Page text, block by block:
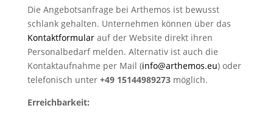
Die Angebotsanfrage bei Arthemos ist bewusst
schlank gehalten. Unternehmen können über das
Kontaktformularauf der Website direkt ihren
Personalbedarf melden. Alternativ ist auch die
Kontaktaufnahme per Mail (info@arthemos.eu) oder
telefonisch unter +49 15144989273möglich.
Erreichbarkeit: